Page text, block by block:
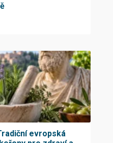
evropská